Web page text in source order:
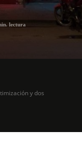
lectura
y dos